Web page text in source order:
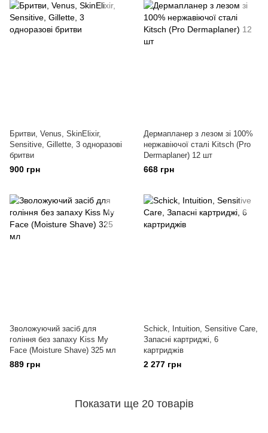
Бритви, Venus, SkinElixir,
Sensitive, Gillette, 3 одноразові
бритви
900 грн
Дермапланер з лезом зі 100%
нержавіючої сталі Kitsch (Pro
Dermaplaner) 12 шт
668 грн
Зволожуючий засіб для
гоління без запаху Kiss My
Face (Moisture Shave) 325 мл
889 грн
Schick, Intuition, Sensitive Care,
Запасні картриджі, 6
картриджів
2 277 грн
Показати ще 20 товарів